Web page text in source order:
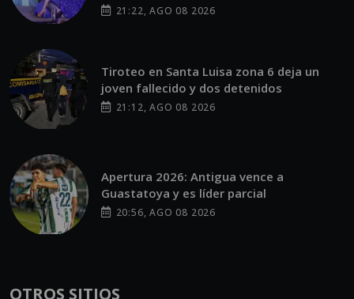
21:22, AGO 08 2026
Tiroteo en Santa Luisa zona 6 deja un
joven fallecido y dos detenidos
21:12, AGO 08 2026
Apertura 2026: Antigua vence a
Guastatoya y es líder parcial
20:56, AGO 08 2026
OTROS SITIOS